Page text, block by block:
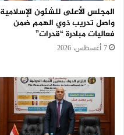
المجلس الأعلى للشئون الإسلامية
واصل تدريب ذوي الهمم ضمن
فعاليات مبادرة “قدرات”
7 أغسطس، 2026